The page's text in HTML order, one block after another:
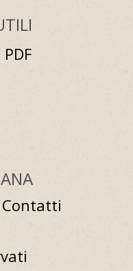
Contatti